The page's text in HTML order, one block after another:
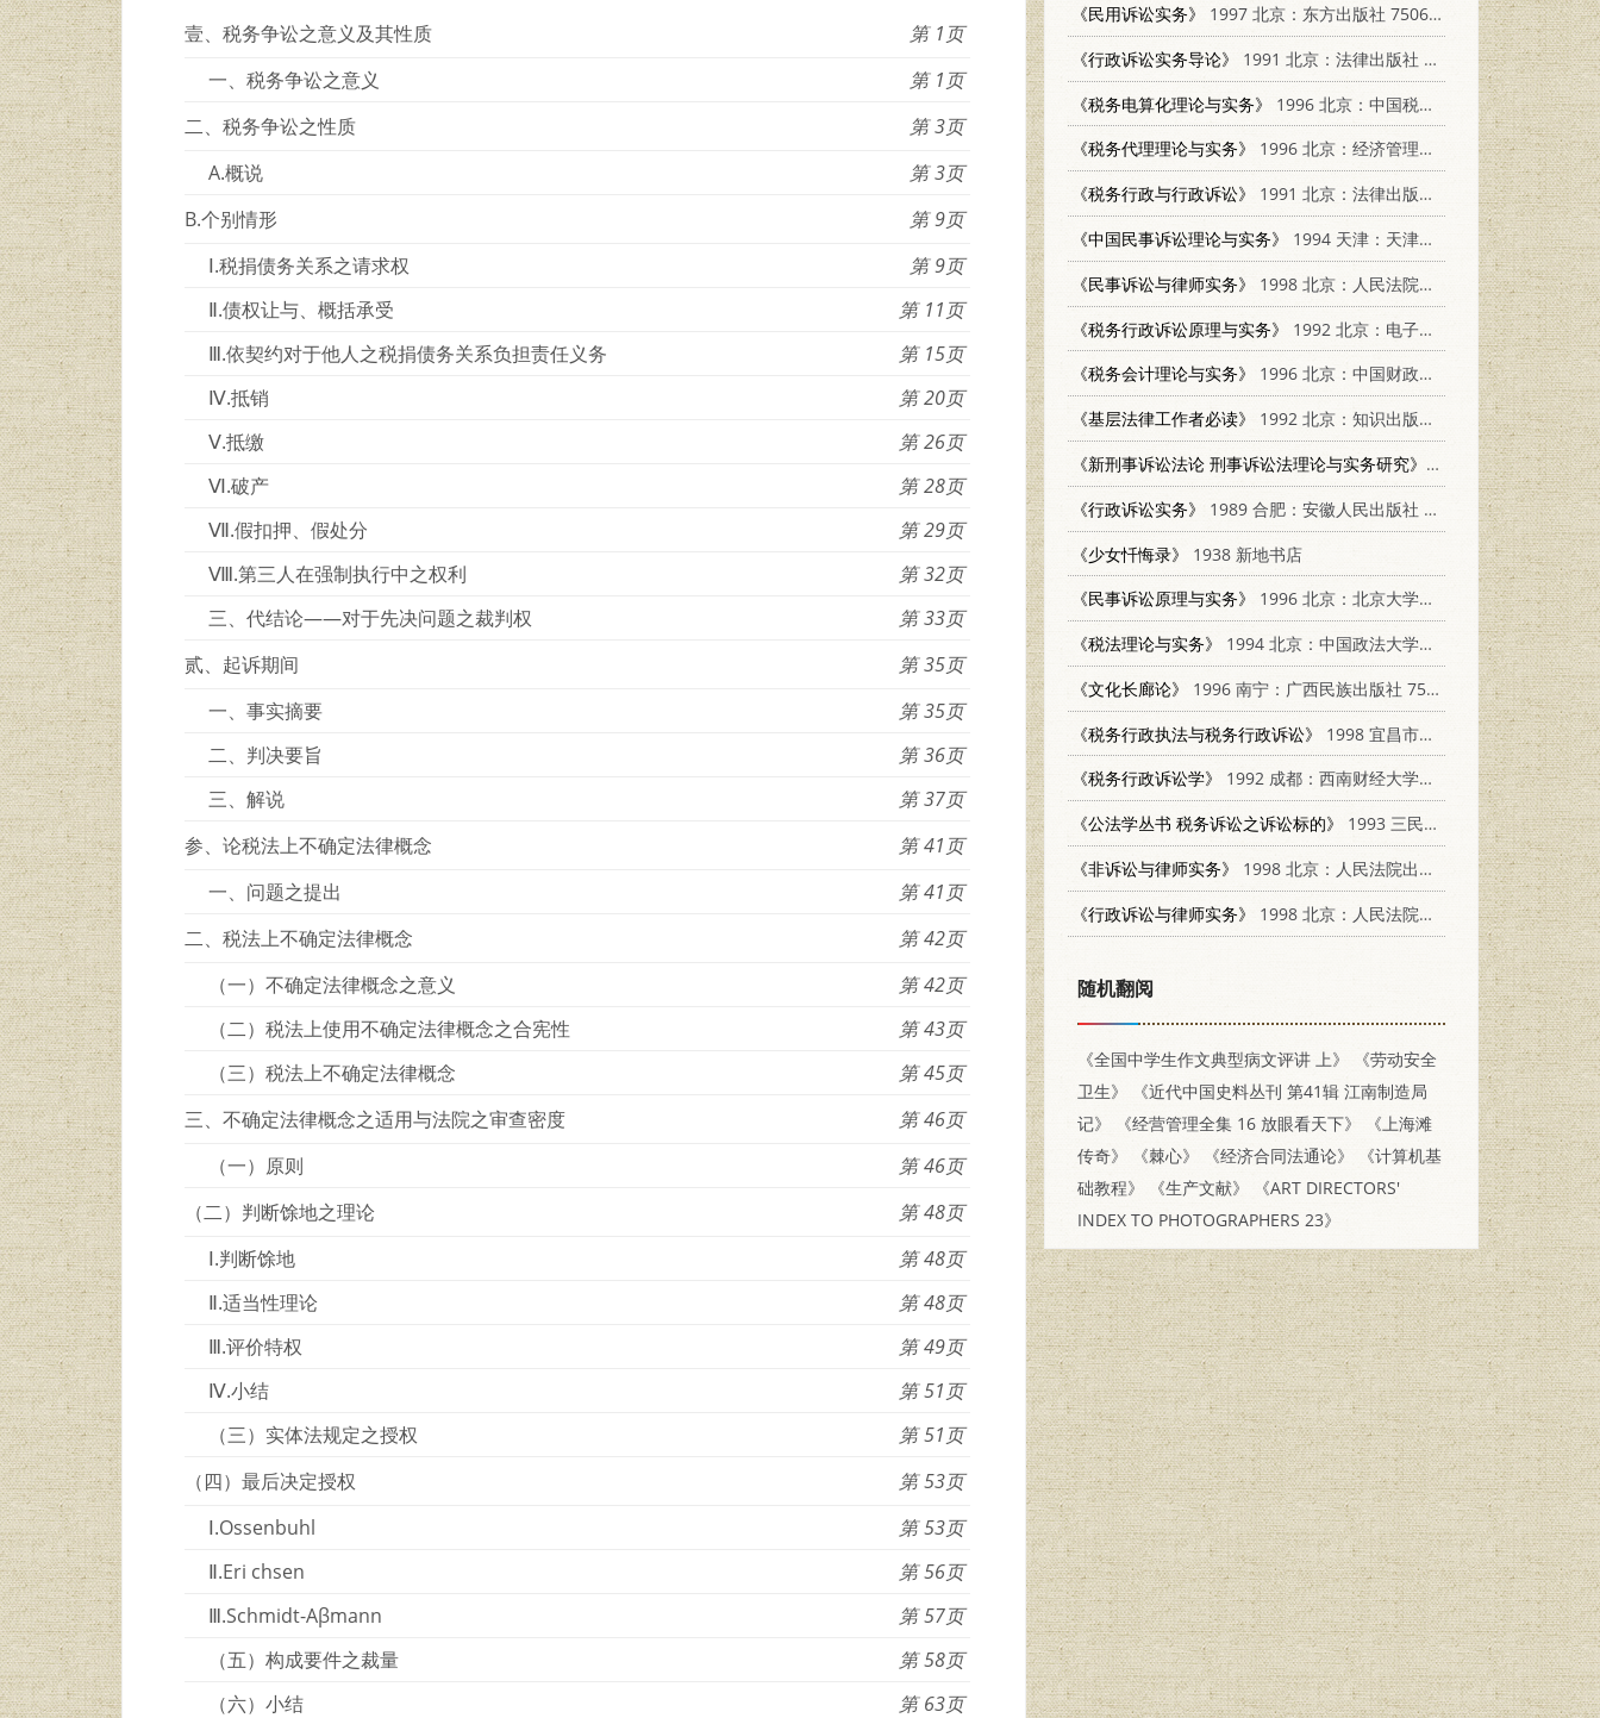
壹、税务争讼之意义及其性质
1
一、税务争讼之意义
1
二、税务争讼之性质
3
A.概说
3
B.个别情形
9
Ⅰ.税捐债务关系之请求权
9
Ⅱ.债权让与、概括承受
11
Ⅲ.依契约对于他人之税捐债务关系负担责任义务
15
Ⅳ.抵销
20
Ⅴ.抵缴
26
Ⅵ.破产
28
Ⅶ.假扣押、假处分
29
Ⅷ.第三人在强制执行中之权利
32
三、代结论——对于先决问题之裁判权
33
贰、起诉期间
35
一、事实摘要
35
二、判决要旨
36
三、解说
37
参、论税法上不确定法律概念
41
一、问题之提出
41
二、税法上不确定法律概念
42
（一）不确定法律概念之意义
42
（二）税法上使用不确定法律概念之合宪性
43
（三）税法上不确定法律概念
45
三、不确定法律概念之适用与法院之审查密度
46
（一）原则
46
（二）判断馀地之理论
48
Ⅰ.判断馀地
48
Ⅱ.适当性理论
48
Ⅲ.评价特权
49
Ⅳ.小结
51
（三）实体法规定之授权
51
（四）最后决定授权
53
Ⅰ.Ossenbuhl
53
Ⅱ.Eri chsen
56
Ⅲ.Schmidt-Aβmann
57
（五）构成要件之裁量
58
（六）小结
63
《民用诉讼实务》
1997 北京：东方出版社 7506007924
《行政诉讼实务导论》
1991 北京：法律出版社 7503607947
《税务电算化理论与实务》
1996 北京：中国税务出版社 7801170415
《税务代理理论与实务》
1996 北京：经济管理出版社 7801180941
《税务行政与行政诉讼》
1991 北京：法律出版社 7503609575
《中国民事诉讼理论与实务》
1994 天津：天津人民出版社 7201019716
《民事诉讼与律师实务》
1998 北京：人民法院出版社 7800566374
《税务行政诉讼原理与实务》
1992 北京：电子工业出版社 750531694X
《税务会计理论与实务》
1996 北京：中国财政经济出版社 7500532288
《基层法律工作者必读》
1992 北京：知识出版社 7501508321
《新刑事诉讼法论 刑事诉讼法理论与实务研究》
1996 北京：红旗出版
《行政诉讼实务》
1989 合肥：安徽人民出版社 7212002631
《少女忏悔录》
1938 新地书店
《民事诉讼原理与实务》
1996 北京：北京大学出版社 7301031769
《税法理论与实务》
1994 北京：中国政法大学出版社 7562012865
《文化长廊论》
1996 南宁：广西民族出版社 7536332459
《税务行政执法与税务行政诉讼》
1998 宜昌市安全生产协会（国家三级安全生产培训机构）
《税务行政诉讼学》
1992 成都：西南财经大学出版社 7810174371
《公法学丛书 税务诉讼之诉讼标的》
1993 三民书局
《非诉讼与律师实务》
1998 北京：人民法院出版社 7800566374
《行政诉讼与律师实务》
1998 北京：人民法院出版社 7800566374
随机翻阅
《全国中学生作文典型病文评讲 上》
《劳动安全
卫生》
《近代中国史料丛刊 第41辑 江南制造局
记》
《经营管理全集 16 放眼看天下》
《上海滩
传奇》
《棘心》 《经济合同法通论》
《计算机基
础教程》
《生产文献》
《ART DIRECTORS'
INDEX TO PHOTOGRAPHERS 23》